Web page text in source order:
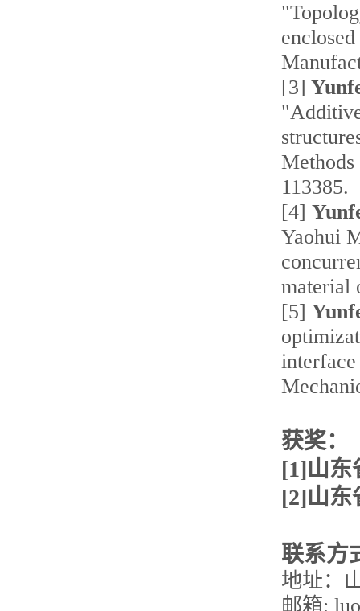
[3]
113385.
[4]
Yaohui
material
[5]
获奖：
[1]山东
[2]山东
联系方
地址：
邮箱: